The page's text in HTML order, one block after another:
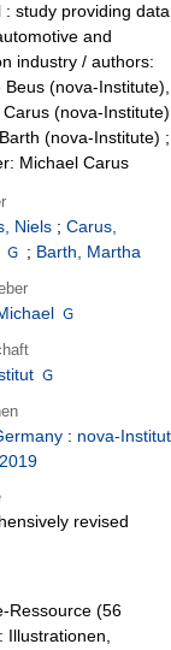
: study providing data
and
industry / authors:
Beus (nova-Institute),
Carus (nova-
(nova-Institute) ;
Michael Carus
Niels ; Carus,
; Barth, Martha
: nova-Institut
2019
revised
Ressource (56
Illustrationen,